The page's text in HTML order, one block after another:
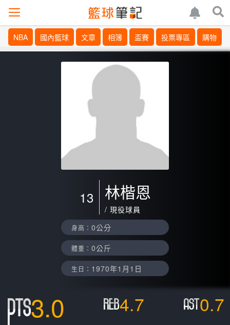
NBA 國內籃球 文章 相簿 盃賽 投票專區 購物
13 林楷恩
/ 現役球員
身高： 0公分
體重： 0公斤
生日： 1970年1月1日
3.0 4.7 0.7